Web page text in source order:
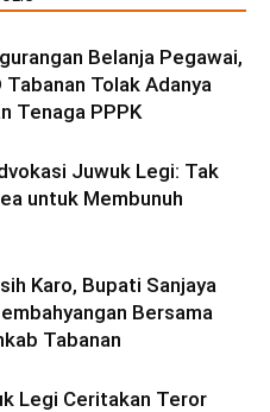
Belanja Pegawai,
Tabanan Tolak Adanya
Tenaga PPPK
Juwuk Legi: Tak
untuk Membunuh
Karo, Bupati Sanjaya
Bersama
Tabanan
Legi Ceritakan Teror